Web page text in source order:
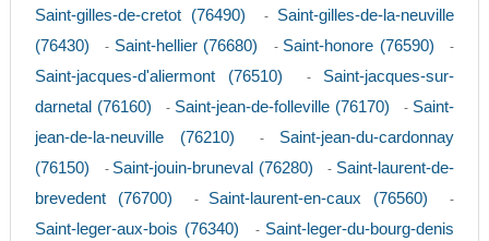
Saint-gilles-de-cretot (76490) - Saint-gilles-de-la-neuville
(76430)
- Saint-hellier (76680) - Saint-honore (76590) -
Saint-jacques-d'aliermont (76510) - Saint-jacques-sur-
darnetal (76160)
- Saint-jean-de-folleville (76170) - Saint-
jean-de-la-neuville (76210)
- Saint-jean-du-cardonnay
(76150)
- Saint-jouin-bruneval (76280) - Saint-laurent-de-
brevedent (76700)
- Saint-laurent-en-caux (76560) -
Saint-leger-aux-bois (76340) - Saint-leger-du-bourg-denis